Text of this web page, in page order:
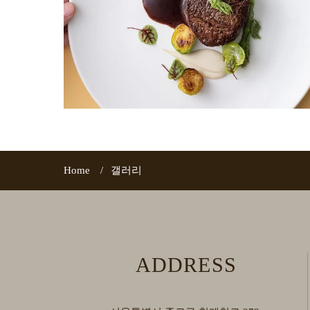
Home 갤러리
ADDRESS